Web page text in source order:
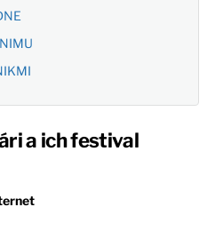
a ich festival